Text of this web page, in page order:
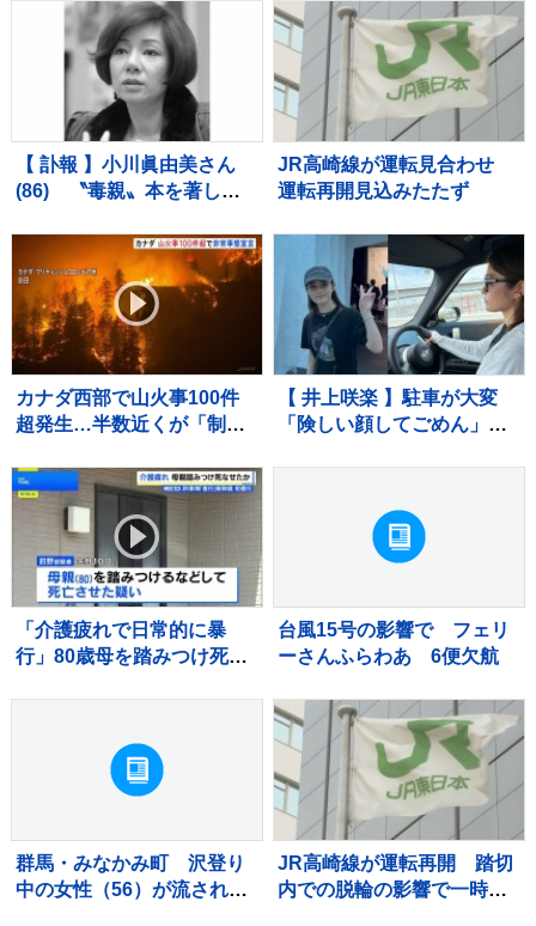
【 訃報 】小川眞由美さん
(86) 〝毒親〟本を著した
「この約10年間は縁を切っ
ていました」「生前に仲良
くすることはできなかっ
た。看取ることもできなか
った」
JR高崎線が運転見合わせ
運転再開見込みたたず
カナダ西部で山火事100件
超発生…半数近くが「制御
発令
【 井上咲楽 】駐車が大変
「険しい顔してごめん」
姉ちゃん」
「介護疲れで日常的に暴
行」80歳母を踏みつけ死な
台風15号の影響で フェリ
ーさんふらわあ 6便欠航
群馬・みなかみ町 沢登り
中の女性（56）が流され行
JR高崎線が運転再開 踏切
内での脱輪の影響で一時運